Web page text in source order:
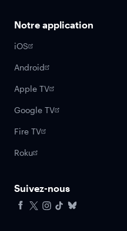
Notre application
iOS
Android
Apple TV
Google TV
Fire TV
Roku
Suivez-nous